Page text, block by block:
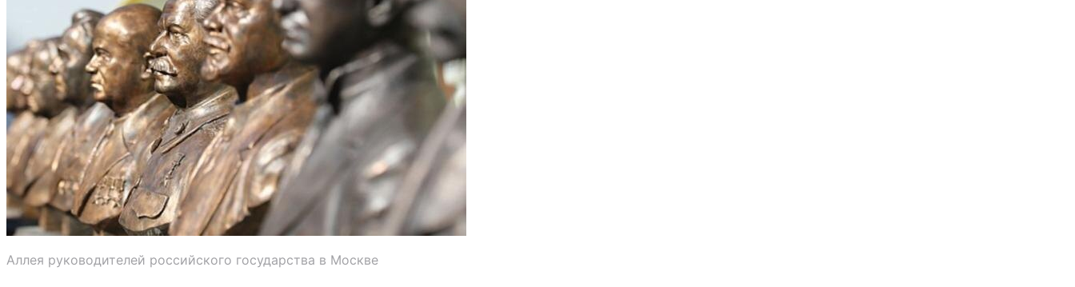
Аллея руководителей российского государства в Москве